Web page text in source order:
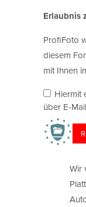
Erlaubnis
ProfiFoto
diesem
mit Ihnen
Hiermit
über E-
Wir